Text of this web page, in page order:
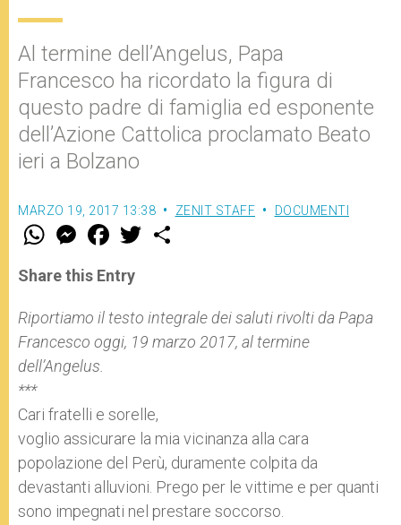
Al termine dell’Angelus, Papa
Francesco ha ricordato la figura di
questo padre di famiglia ed esponente
dell’Azione Cattolica proclamato Beato
ieri a Bolzano
MARZO 19, 2017 13:38 ZENIT STAFF DOCUMENTI
W
t
s
p
p
M
e
s
e
g
e
r
F
a
e
b
o
k
w
r
Share this Entry
Riportiamo il testo integrale dei saluti rivolti da Papa
Francesco oggi, 19 marzo 2017, al termine
dell’Angelus.
***
Cari fratelli e sorelle,
voglio assicurare la mia vicinanza alla cara
popolazione del Perù, duramente colpita da
devastanti alluvioni. Prego per le vittime e per quanti
sono impegnati nel prestare soccorso.